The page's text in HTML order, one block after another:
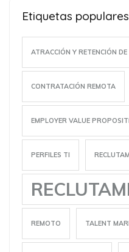
Etiquetas populares
ATRACCIÓN Y RETENCIÓN
CONTRATACIÓN REMOTA
EMPLOYER VALUE
PERFILES TI
REMOTO TALENT